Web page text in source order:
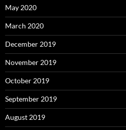
May 2020
March 2020
December 2019
November 2019
October 2019
September 2019
August 2019